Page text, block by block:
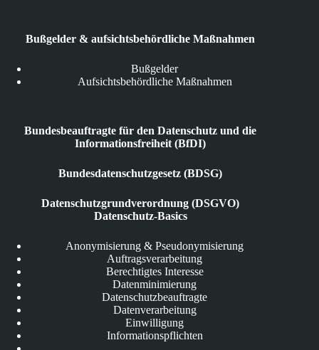
Bußgelder & aufsichtsbehördliche Maßnahmen
Bußgelder
Aufsichtsbehördliche Maßnahmen
Bundesbeauftragte für den Datenschutz und die
Informationsfreiheit (BfDI)
Bundesdatenschutzgesetz (BDSG)
Datenschutzgrundverordnung (DSGVO)
Datenschutz-Basics
Anonymisierung & Pseudonymisierung
Auftragsverarbeitung
Berechtigtes Interesse
Datenminimierung
Datenschutzbeauftragte
Datenverarbeitung
Einwilligung
Informationspflichten